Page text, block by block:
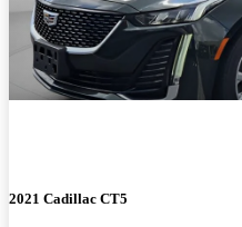
2021 Cadillac CT5